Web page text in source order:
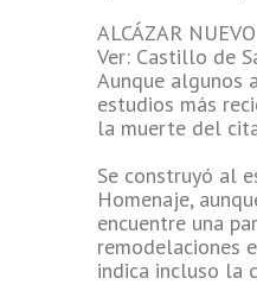
ALCÁZAR NUEVO
Ver: Castillo de
Aunque algunos
estudios más
la muerte del
Se construyó al
Homenaje,
encuentre una
remodelaciones
indica incluso la